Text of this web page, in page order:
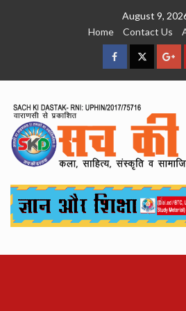
August 9,
Home
Contact Us
facebookTwitter